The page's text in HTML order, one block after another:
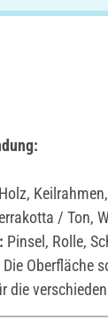
Holz,
/ Ton,
Pinsel, Rolle,
Die Oberfläche
die